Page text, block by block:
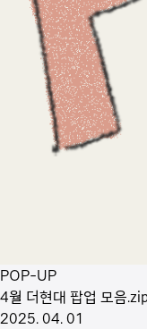
POP-UP
4월 더현대 팝업 모음
2025. 04. 01